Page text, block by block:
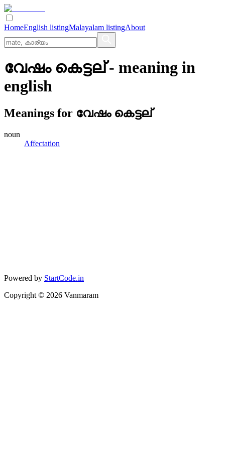
HomeEnglish listingMalayalam listingAbout
വേഷം കെട്ടല്- meaning in
english
Meanings for വേഷം കെട്ടല്
noun
Affectation
Powered by StartCode.in
Copyright © 2026 Vanmaram